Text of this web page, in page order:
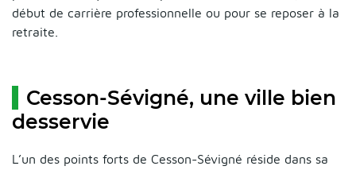
début de carrière professionnelle ou pour se reposer à la
retraite.
Cesson-Sévigné, une ville bien
desservie
L’un des points forts de Cesson-Sévigné réside dans sa